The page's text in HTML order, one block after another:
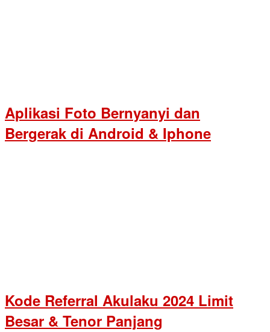
Aplikasi Foto Bernyanyi dan
Bergerak di Android & Iphone
Kode Referral Akulaku 2024 Limit
Besar & Tenor Panjang